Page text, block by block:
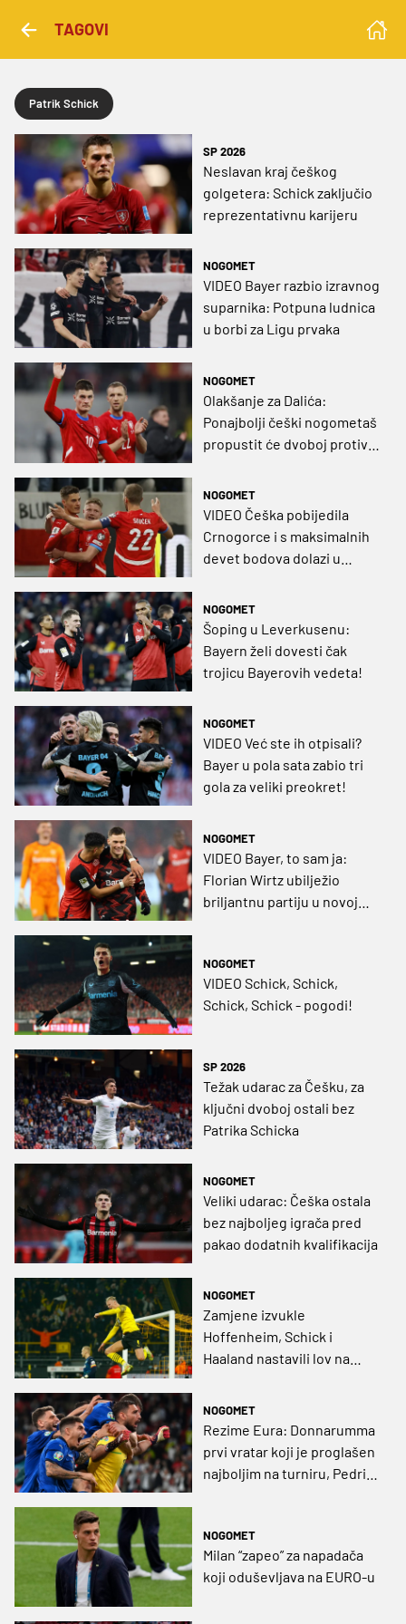
TAGOVI
Patrik Schick
SP 2026
Neslavan kraj češkog
golgetera: Schick zaključio
reprezentativnu karijeru
NOGOMET
VIDEO Bayer razbio izravnog
suparnika: Potpuna ludnica
u borbi za Ligu prvaka
NOGOMET
Olakšanje za Dalića:
Ponajbolji češki nogometaš
propustit će dvoboj protiv
NOGOMET
VIDEO Češka pobijedila
Crnogorce i s maksimalnih
devet bodova dolazi u
NOGOMET
Šoping u Leverkusenu:
Bayern želi dovesti čak
trojicu Bayerovih vedeta!
NOGOMET
VIDEO Već ste ih otpisali?
Bayer u pola sata zabio tri
gola za veliki preokret!
NOGOMET
VIDEO Bayer, to sam ja:
Florian Wirtz ubilježio
briljantnu partiju u novoj
NOGOMET
VIDEO Schick, Schick,
Schick, Schick - pogodi!
SP 2026
Težak udarac za Češku, za
ključni dvoboj ostali bez
Patrika Schicka
NOGOMET
Veliki udarac: Češka ostala
bez najboljeg igrača pred
pakao dodatnih kvalifikacija
NOGOMET
Zamjene izvukle
Hoffenheim, Schick i
Haaland nastavili lov na
NOGOMET
Rezime Eura: Donnarumma
prvi vratar koji je proglašen
najboljim na turniru, Pedri
prvenstva je susret
Hrvatske i Španjolske
NOGOMET
Milan “zapeo” za napadača
koji oduševljava na EURO-u